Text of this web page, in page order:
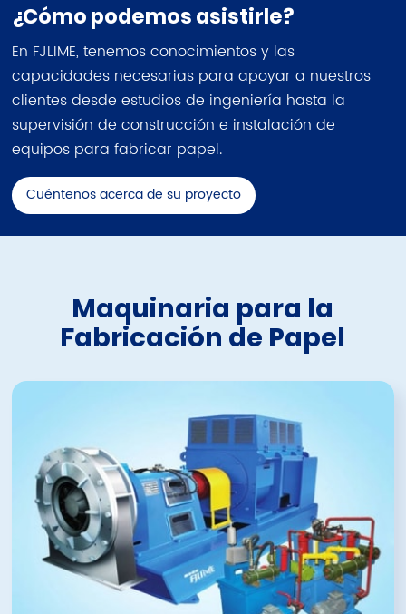
¿Cómo podemos asistirle?
En FJLIME, tenemos conocimientos y las
capacidades necesarias para apoyar a nuestros
clientes desde estudios de ingeniería hasta la
supervisión de construcción e instalación de
equipos para fabricar papel.
Cuéntenos acerca de su proyecto
Maquinaria para la
Fabricación de Papel